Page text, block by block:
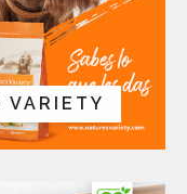
VARIETY